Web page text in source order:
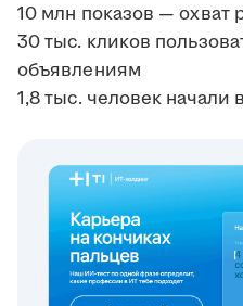
10 млн показов — охват
30 тыс. кликов
объявлениям
1,8 тыс. человек начали